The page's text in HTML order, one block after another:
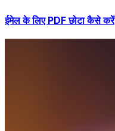
ईमेल के लिए PDF छोटा कैसे करें